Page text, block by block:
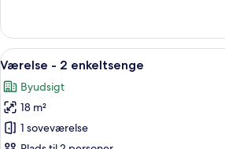
-
flere
senge
Sleep
Easy
Concept)
Indlæs
alle
billeder
af
Værelse
Et
9
Værelse - 2 enkeltsenge
Byudsigt
18 m²
1 soveværelse